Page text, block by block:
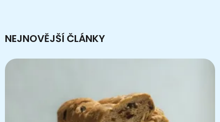
NEJNOVĚJŠÍ ČLÁNKY